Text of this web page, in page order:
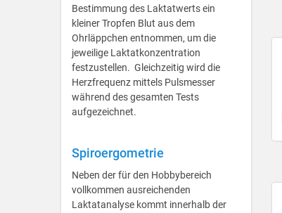
Bestimmung des Laktatwerts ein
kleiner Tropfen Blut aus dem
Ohrläppchen entnommen, um die
jeweilige Laktatkonzentration
festzustellen. Gleichzeitig wird die
Herzfrequenz mittels Pulsmesser
während des gesamten Tests
aufgezeichnet.
Spiroergometrie
Neben der für den Hobbybereich
vollkommen ausreichenden
Laktatanalyse kommt innerhalb der